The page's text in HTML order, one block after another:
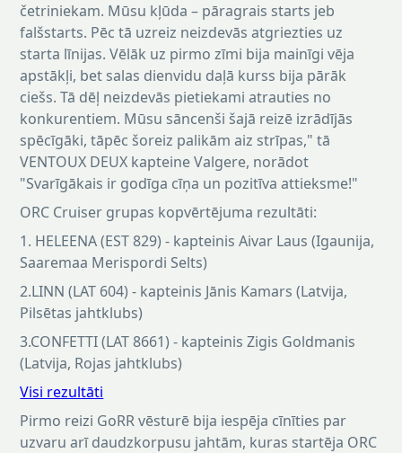
četriniekam. Mūsu kļūda – pāragrais starts jeb
falšstarts. Pēc tā uzreiz neizdevās atgriezties uz
starta līnijas. Vēlāk uz pirmo zīmi bija mainīgi vēja
apstākļi, bet salas dienvidu daļā kurss bija pārāk
ciešs. Tā dēļ neizdevās pietiekami atrauties no
konkurentiem. Mūsu sāncenši šajā reizē izrādījās
spēcīgāki, tāpēc šoreiz palikām aiz strīpas," tā
VENTOUX DEUX kapteine Valgere, norādot
"Svarīgākais ir godīga cīņa un pozitīva attieksme!"
ORC Cruiser grupas kopvērtējuma rezultāti:
1. HELEENA (EST 829) - kapteinis Aivar Laus (Igaunija,
Saaremaa Merispordi Selts)
2.LINN (LAT 604) - kapteinis Jānis Kamars (Latvija,
Pilsētas jahtklubs)
3.CONFETTI (LAT 8661) - kapteinis Zigis Goldmanis
(Latvija, Rojas jahtklubs)
Visi rezultāti
Pirmo reizi GoRR vēsturē bija iespēja cīnīties par
uzvaru arī daudzkorpusu jahtām, kuras startēja ORC